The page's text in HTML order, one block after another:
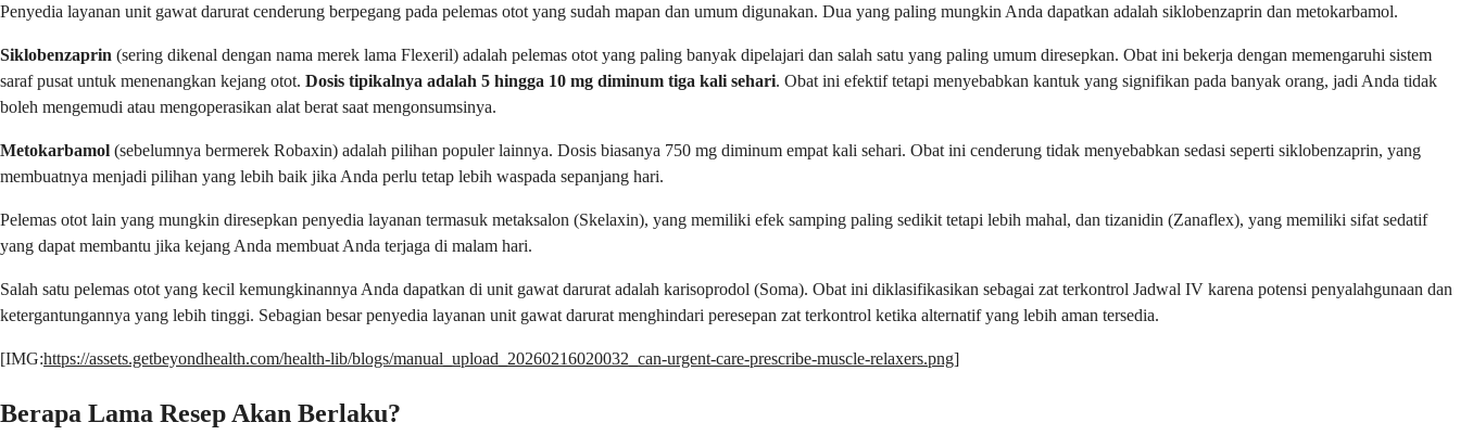
Penyedia layanan unit gawat darurat cenderung berpegang pada pelemas otot yang sudah mapan dan umum digunakan. Dua yang paling mungkin Anda dapatkan adalah siklobenzaprin dan metokarbamol.
Siklobenzaprin (sering dikenal dengan nama merek lama Flexeril) adalah pelemas otot yang paling banyak dipelajari dan salah satu yang paling umum diresepkan. Obat ini bekerja dengan memengaruhi sistem
saraf pusat untuk menenangkan kejang otot. Dosis tipikalnya adalah 5 hingga 10 mg diminum tiga kali sehari. Obat ini efektif tetapi menyebabkan kantuk yang signifikan pada banyak orang, jadi Anda tidak
boleh mengemudi atau mengoperasikan alat berat saat mengonsumsinya.
Metokarbamol (sebelumnya bermerek Robaxin) adalah pilihan populer lainnya. Dosis biasanya 750 mg diminum empat kali sehari. Obat ini cenderung tidak menyebabkan sedasi seperti siklobenzaprin, yang
membuatnya menjadi pilihan yang lebih baik jika Anda perlu tetap lebih waspada sepanjang hari.
Pelemas otot lain yang mungkin diresepkan penyedia layanan termasuk metaksalon (Skelaxin), yang memiliki efek samping paling sedikit tetapi lebih mahal, dan tizanidin (Zanaflex), yang memiliki sifat sedatif
yang dapat membantu jika kejang Anda membuat Anda terjaga di malam hari.
Salah satu pelemas otot yang kecil kemungkinannya Anda dapatkan di unit gawat darurat adalah karisoprodol (Soma). Obat ini diklasifikasikan sebagai zat terkontrol Jadwal IV karena potensi penyalahgunaan dan
ketergantungannya yang lebih tinggi. Sebagian besar penyedia layanan unit gawat darurat menghindari peresepan zat terkontrol ketika alternatif yang lebih aman tersedia.
[IMG:https://assets.getbeyondhealth.com/health-lib/blogs/manual_upload_20260216020032_can-urgent-care-prescribe-muscle-relaxers.png]
Berapa Lama Resep Akan Berlaku?